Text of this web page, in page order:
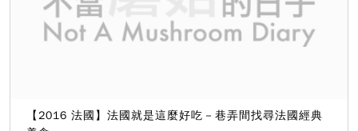
【2016 法國】法國就是這麼好吃－巷弄間找尋法國經典